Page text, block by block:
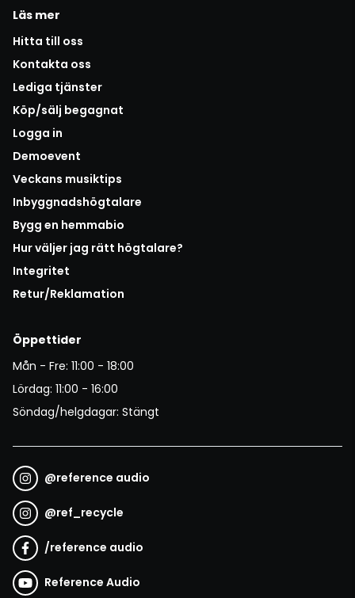
Läs mer
Hitta till oss
Kontakta oss
Lediga tjänster
Köp/sälj begagnat
Logga in
Demoevent
Veckans musiktips
Inbyggnadshögtalare
Bygg en hemmabio
Hur väljer jag rätt högtalare?
Integritet
Retur/Reklamation
Öppettider
Mån - Fre: 11:00 - 18:00
Lördag: 11:00 - 16:00
Söndag/helgdagar: Stängt
@reference audio
@ref_recycle
/reference audio
Reference Audio